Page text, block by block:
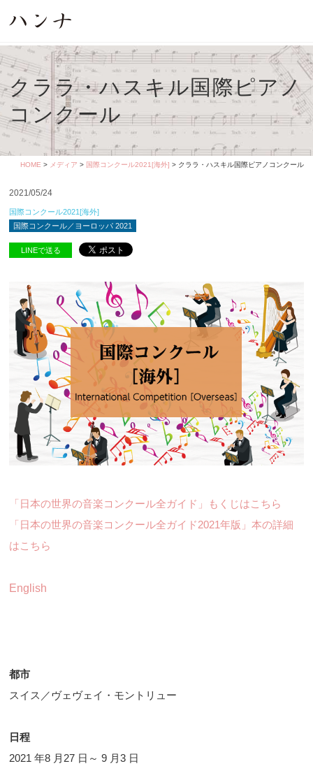
クララ・ハスキル国際ピアノ
コンクール
HOME > メディア > 国際コンクール2021[海外] > クララ・ハスキル国際ピアノコンクール
2021/05/24
国際コンクール2021[海外]
国際コンクール／ヨーロッパ 2021
LINEで送る
「日本の世界の音楽コンクール全ガイド」もくじはこちら
「日本の世界の音楽コンクール全ガイド2021年版」本の詳細
はこちら
English
都市
スイス／ヴェヴェイ・モントリュー
日程
2021 年8 月27 日～ 9 月3 日